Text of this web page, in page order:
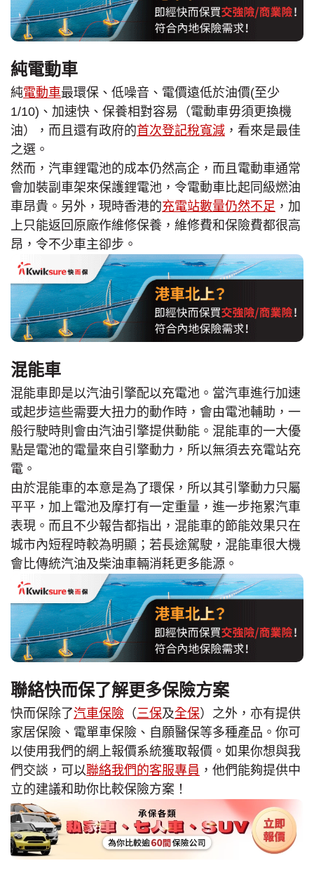
純電動車
純電動車最環保、低噪音、電價遠低於油價(至少
1/10)、加速快、保養相對容易（電動車毋須更換機
油），而且還有政府的首次登記稅寬減 ，看來是最佳
之選。
然而，汽車鋰電池的成本仍然高企，而且電動車通常
會加裝副車架來保護鋰電池，令電動車比起同級燃油
車昂貴。另外，現時香港的充電站數量仍然不足 ，加
上只能返回原廠作維修保養，維修費和保險費都很高
昂，令不少車主卻步。
混能車
混能車即是以汽油引擎配以充電池。當汽車進行加速
或起步這些需要大扭力的動作時，會由電池輔助，一
般行駛時則會由汽油引擎提供動能。混能車的一大優
點是電池的電量來自引擎動力，所以無須去充電站充
電。
由於混能車的本意是為了環保，所以其引擎動力只屬
平平，加上電池及摩打有一定重量，進一步拖累汽車
表現。而且不少報告都指出，混能車的節能效果只在
城市內短程時較為明顯；若長途駕駛，混能車很大機
會比傳統汽油及柴油車輛消耗更多能源。
聯絡快而保了解更多保險方案
快而保除了汽車保險 （三保及全保）之外，亦有提供
家居保險、電單車保險、自願醫保等多種產品。你可
以使用我們的網上報價系統獲取報價。如果你想與我
們交談，可以聯絡我們的客服專員 ，他們能夠提供中
立的建議和助你比較保險方案！